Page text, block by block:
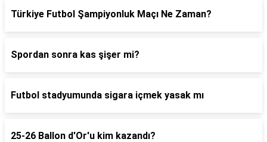
Türkiye Futbol Şampiyonluk Maçı Ne Zaman?
Spordan sonra kas şişer mi?
Futbol stadyumunda sigara içmek yasak mı
25-26 Ballon d'Or'u kim kazandı?